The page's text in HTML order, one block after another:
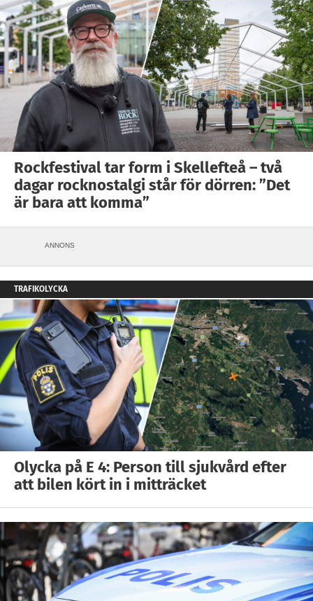
Rockfestival tar form i Skellefteå – två
dagar rocknostalgi står för dörren: ”Det
är bara att komma”
ANNONS
TRAFIKOLYCKA
Olycka på E 4: Person till sjukvård efter
att bilen kört in i mitträcket